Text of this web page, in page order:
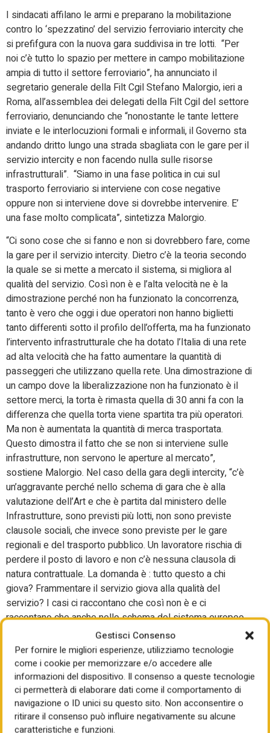
Gestisci Consenso
Per fornire le migliori esperienze, utilizziamo tecnologie
come i cookie per memorizzare e/o accedere alle
informazioni del dispositivo. Il consenso a queste tecnologie
ci permetterà di elaborare dati come il comportamento di
navigazione o ID unici su questo sito. Non acconsentire o
ritirare il consenso può influire negativamente su alcune
caratteristiche e funzioni.
I sindacati affilano le armi e preparano la mobilitazione
contro lo ‘spezzatino’ del servizio ferroviario intercity che
si prefifgura con la nuova gara suddivisa in tre lotti. “Per
noi c’è tutto lo spazio per mettere in campo mobilitazione
ampia di tutto il settore ferroviario”, ha annunciato il
segretario generale della Filt Cgil Stefano Malorgio, ieri a
Roma, all’assemblea dei delegati della Filt Cgil del settore
ferroviario, denunciando che “nonostante le tante lettere
inviate e le interlocuzioni formali e informali, il Governo sta
andando dritto lungo una strada sbagliata con le gare per il
servizio intercity e non facendo nulla sulle risorse
infrastrutturali”. “Siamo in una fase politica in cui sul
trasporto ferroviario si interviene con cose negative
oppure non si interviene dove si dovrebbe intervenire. E’
una fase molto complicata”, sintetizza Malorgio.
“Ci sono cose che si fanno e non si dovrebbero fare, come
la gare per il servizio intercity. Dietro c’è la teoria secondo
la quale se si mette a mercato il sistema, si migliora al
qualità del servizio. Così non è e l’alta velocità ne è la
dimostrazione perché non ha funzionato la concorrenza,
tanto è vero che oggi i due operatori non hanno biglietti
tanto differenti sotto il profilo dell’offerta, ma ha funzionato
l’intervento infrastrutturale che ha dotato l’Italia di una rete
ad alta velocità che ha fatto aumentare la quantità di
passeggeri che utilizzano quella rete. Una dimostrazione di
un campo dove la liberalizzazione non ha funzionato è il
settore merci, la torta è rimasta quella di 30 anni fa con la
differenza che quella torta viene spartita tra più operatori.
Ma non è aumentata la quantità di merca trasportata.
Questo dimostra il fatto che se non si interviene sulle
infrastrutture, non servono le aperture al mercato”,
sostiene Malorgio. Nel caso della gara degli intercity, “c’è
un’aggravante perché nello schema di gara che è alla
valutazione dell’Art e che è partita dal ministero delle
Infrastrutture, sono previsti più lotti, non sono previste
clausole sociali, che invece sono previste per le gare
regionali e del trasporto pubblico. Un lavoratore rischia di
perdere il posto di lavoro e non c’è nessuna clausola di
natura contrattuale. La domanda è : tutto questo a chi
giova? Frammentare il servizio giova alla qualità del
servizio? I casi ci raccontano che così non è e ci
raccontano che anche nello schema del sistema europeo
si potrebbero fare aperture di mercato senza per questo
massacrare i lavoratori”. “Il rischio – spiega ancora
Malorgio – è quello di piegare Fs che è il più grande
gruppo nazionale di trasporto nazionale, soprattutto in una
fase in cui il mondo si interroga su come il servizio
ferroviario può in qualche modo supplire, almeno sulla
media percorrenza, ad un trasporto aereo che rischia nei